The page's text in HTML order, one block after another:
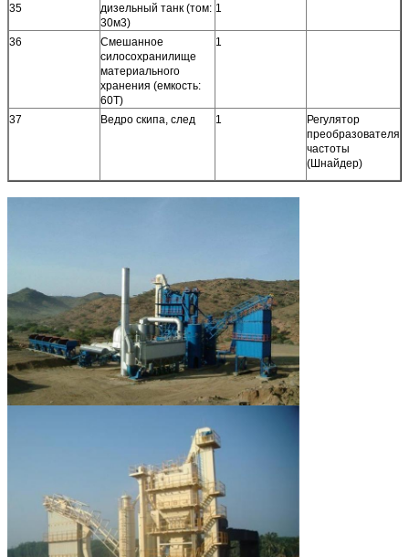
35
дизельный танк (том:
30м3)
1
36
Смешанное
силосохранилище
материального
хранения (емкость:
60Т)
1
37 Ведро скипа, след 1
Регулятор
преобразователя
частоты
(Шнайдер)